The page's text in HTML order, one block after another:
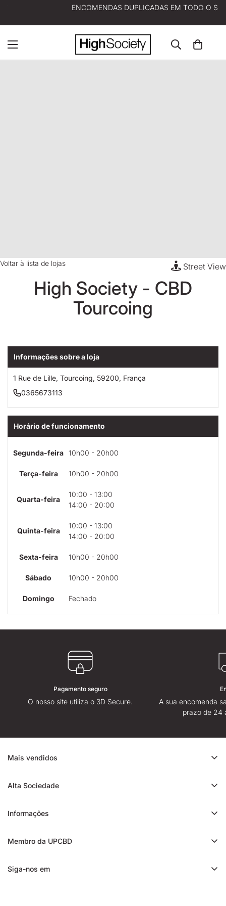
ENCOMENDAS DUPLICADAS EM TODO O SITE! ✨
Street View
Voltar à lista de lojas
High Society - CBD
Tourcoing
Informações sobre a loja
1 Rue de Lille, Tourcoing, 59200, França
0365673113
Horário de funcionamento
Segunda-feira 10h00 - 20h00
Terça-feira 10h00 - 20h00
Quarta-feira
10:00 - 13:00
14:00 - 20:00
Quinta-feira
10:00 - 13:00
14:00 - 20:00
Sexta-feira 10h00 - 20h00
Sábado 10h00 - 20h00
Domingo Fechado
Pagamento seguro
O nosso site utiliza o 3D Secure.
A sua encomenda
prazo de 24
Mais vendidos
Cali CBD
Trim CBD
Alta Sociedade
Avaliação da High Society
Presentes High Society
Informações
Entrega
Membro da UPCBD
Siga-nos em